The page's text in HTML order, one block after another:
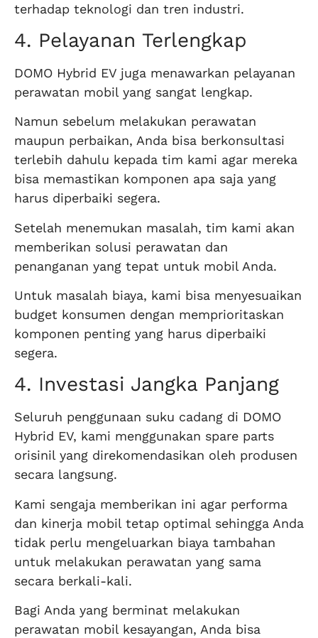
terhadap teknologi dan tren industri.
4. Pelayanan Terlengkap
DOMO Hybrid EV juga menawarkan pelayanan
perawatan mobil yang sangat lengkap.
Namun sebelum melakukan perawatan
maupun perbaikan, Anda bisa berkonsultasi
terlebih dahulu kepada tim kami agar mereka
bisa memastikan komponen apa saja yang
harus diperbaiki segera.
Setelah menemukan masalah, tim kami akan
memberikan solusi perawatan dan
penanganan yang tepat untuk mobil Anda.
Untuk masalah biaya, kami bisa menyesuaikan
budget konsumen dengan memprioritaskan
komponen penting yang harus diperbaiki
segera.
4. Investasi Jangka Panjang
Seluruh penggunaan suku cadang di DOMO
Hybrid EV, kami menggunakan spare parts
orisinil yang direkomendasikan oleh produsen
secara langsung.
Kami sengaja memberikan ini agar performa
dan kinerja mobil tetap optimal sehingga Anda
tidak perlu mengeluarkan biaya tambahan
untuk melakukan perawatan yang sama
secara berkali-kali.
Bagi Anda yang berminat melakukan
perawatan mobil kesayangan, Anda bisa